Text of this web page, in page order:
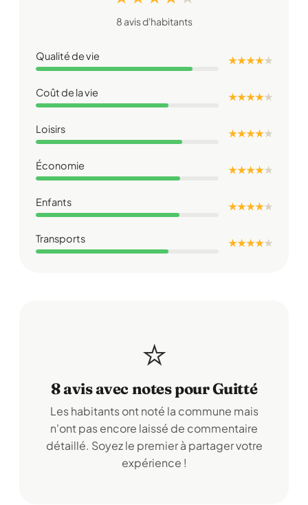
8 avis d'habitants
Qualité de vie ★ ★ ★ ★★
Coût de la vie ★ ★ ★ ★★
Loisirs ★ ★ ★ ★★
Économie ★ ★ ★ ★★
Enfants ★ ★ ★ ★★
Transports ★ ★ ★ ★★
⭐
8 avis avec notes pour Guitté
Les habitants ont noté la commune mais
n'ont pas encore laissé de commentaire
détaillé. Soyez le premier à partager votre
expérience !